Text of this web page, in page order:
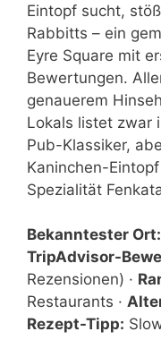
Eintopf sucht,
Rabbitts – ein
Eyre Square mit
Bewertungen.
genauerem
Lokals listet zwar
Pub-Klassiker,
Kaninchen-
Spezialität
Bekanntester Ort:
TripAdvisor-
Rezensionen) ·
Restaurants ·
Rezept-Tipp: